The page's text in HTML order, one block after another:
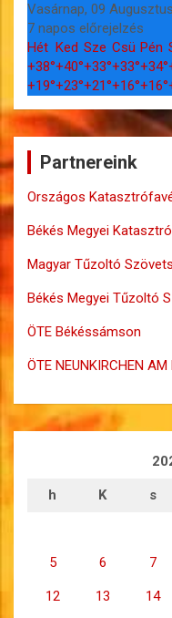
Vasárnap, 09 Augusztus
7 napos előrejelzés
Hét Ked Sze Csü Pén
+38°+40°+33°+33°+34°
+19°+23°+21°+16°+16°
Partnereink
Országos
Békés Megyei
Magyar Tűzoltó
Békés Megyei Tűzoltó
ÖTE Békéssámson
ÖTE NEUNKIRCHEN AM
h K s
5 6 7
12 13 14